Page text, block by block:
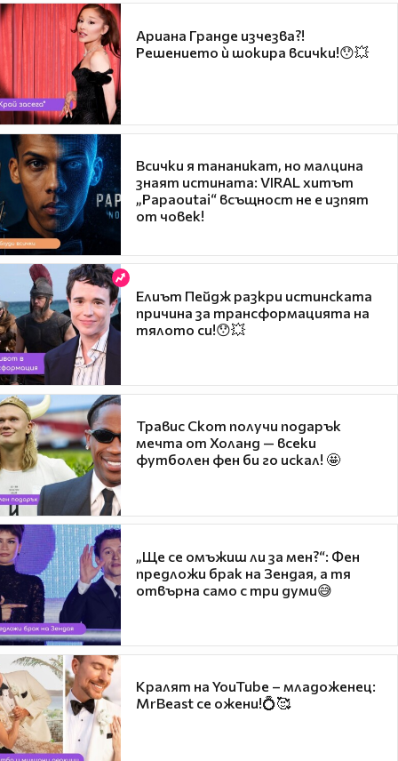
Ариана Гранде изчезва?!
Решението ѝ шокира всички!😯💥
Всички я тананикат, но малцина
знаят истината: VIRAL хитът
„Papaoutai“ всъщност не е изпят
от човек!
Елиът Пейдж разкри истинската
причина за трансформацията на
тялото си!😯💥
Травис Скот получи подарък
мечта от Холанд — всеки
футболен фен би го искал! 🤩
„Ще се омъжиш ли за мен?“: Фен
предложи брак на Зендая, а тя
отвърна само с три думи😅
Кралят на YouTube – младоженец:
MrBeast се ожени!💍🥰